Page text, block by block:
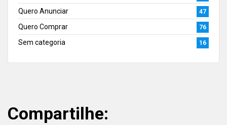
Quero Anunciar 47
Quero Comprar 76
Sem categoria 16
Compartilhe: